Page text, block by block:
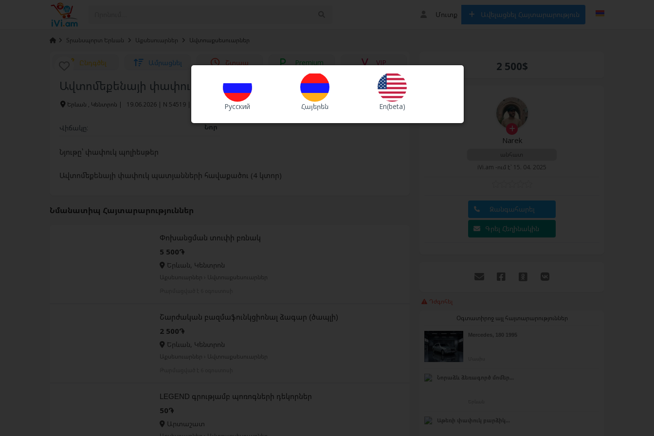
Русский Հայերեն En(beta)
Մուտք Ավելացնել Հայտարարություն
Տրանսպորտ Երևան Աքսեսուարներ Ավտոաքսեսուարներ
Ընդգծել Ամրացնել Շտապ Premium VIP
Ավտոմեքենայի փափուկ պատյանների հավաքածու (4 կտոր)
Երևան , Կենտրոն | 19.06.2026 | N 54519 | 239 / այսօր 1
Վիճակը: Նոր
Նյութը՝ փափուկ պոլիեսթեր
Ավտոմեքենայի փափուկ պատյանների հավաքածու (4 կտոր)
Նմանատիպ Հայտարարություններ
Փոխանցման տուփի բռնակ
5 500֏
Երևան, Կենտրոն
Աքսեսուարներ › Ավտոաքսեսուարներ
Շարժական բազմաֆունկցիոնալ ձագար (ծապլի)
2 500֏
Երևան, Կենտրոն
Աքսեսուարներ › Ավտոաքսեսուարներ
LEGEND գրությամբ պոռոգների դեկորներ
50֏
Արտաշատ
2 500$
Narek
անհատ
iVi.am -ում է՝ 15. 04. 2025
Զանգահարել
Գրել Հեղինակին
Դժգոհել
Օգտատիրոջ այլ հայտարարություններ
Mercedes, 180 1995
Նորաձև ձեռագործ մոմեր...
Աթեռի փափուկ բարձիկ...